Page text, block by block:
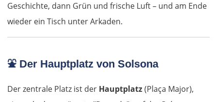
Geschichte, dann Grün und frische Luft – und am Ende
wieder ein Tisch unter Arkaden.
⛲ Der Hauptplatz von Solsona
Der zentrale Platz ist der Hauptplatz(Plaça Major),